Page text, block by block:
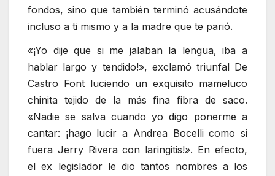
fondos, sino que también terminó acusándote
incluso a ti mismo y a la madre que te parió.
«¡Yo dije que si me jalaban la lengua, iba a
hablar largo y tendido!», exclamó triunfal De
Castro Font luciendo un exquisito mameluco
chinita tejido de la más fina fibra de saco.
«Nadie se salva cuando yo digo ponerme a
cantar: ¡hago lucir a Andrea Bocelli como si
fuera Jerry Rivera con laringitis!». En efecto,
el ex legislador le dio tantos nombres a los